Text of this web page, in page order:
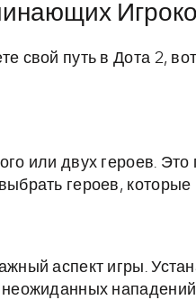
свой путь в Дота 2,
или двух героев.
героев,
аспект игры.
неожиданных